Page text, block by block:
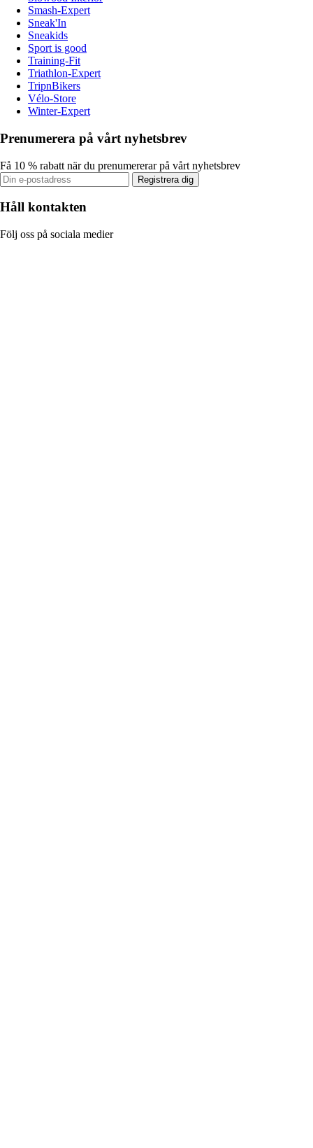
Smash-Expert
Sneak'In
Sneakids
Sport is good
Training-Fit
Triathlon-Expert
TripnBikers
Vélo-Store
Winter-Expert
Prenumerera på vårt nyhetsbrev
Få 10 % rabatt när du prenumererar på vårt nyhetsbrev
Registrera dig
Håll kontakten
Följ oss på sociala medier